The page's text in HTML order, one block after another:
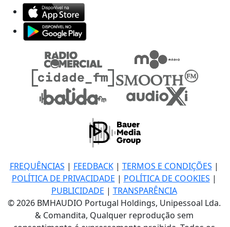
FREQUÊNCIAS | FEEDBACK| TERMOS E CONDIÇÕES |
POLÍTICA DE PRIVACIDADE | POLÍTICA DE COOKIES |
PUBLICIDADE | TRANSPARÊNCIA
© 2026 BMHAUDIO Portugal Holdings, Unipessoal Lda.
& Comandita, Qualquer reprodução sem